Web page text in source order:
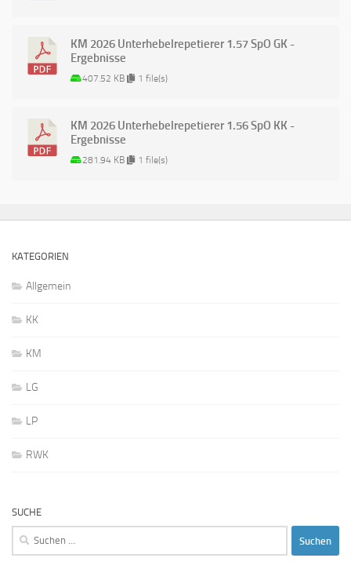
KM 2026 Unterhebelrepetierer 1.57 SpO GK -
Ergebnisse
407.52 KB 1 file(s)
KM 2026 Unterhebelrepetierer 1.56 SpO KK -
Ergebnisse
281.94 KB 1 file(s)
KATEGORIEN
Allgemein
KK
KM
LG
LP
RWK
SUCHE
Suchen